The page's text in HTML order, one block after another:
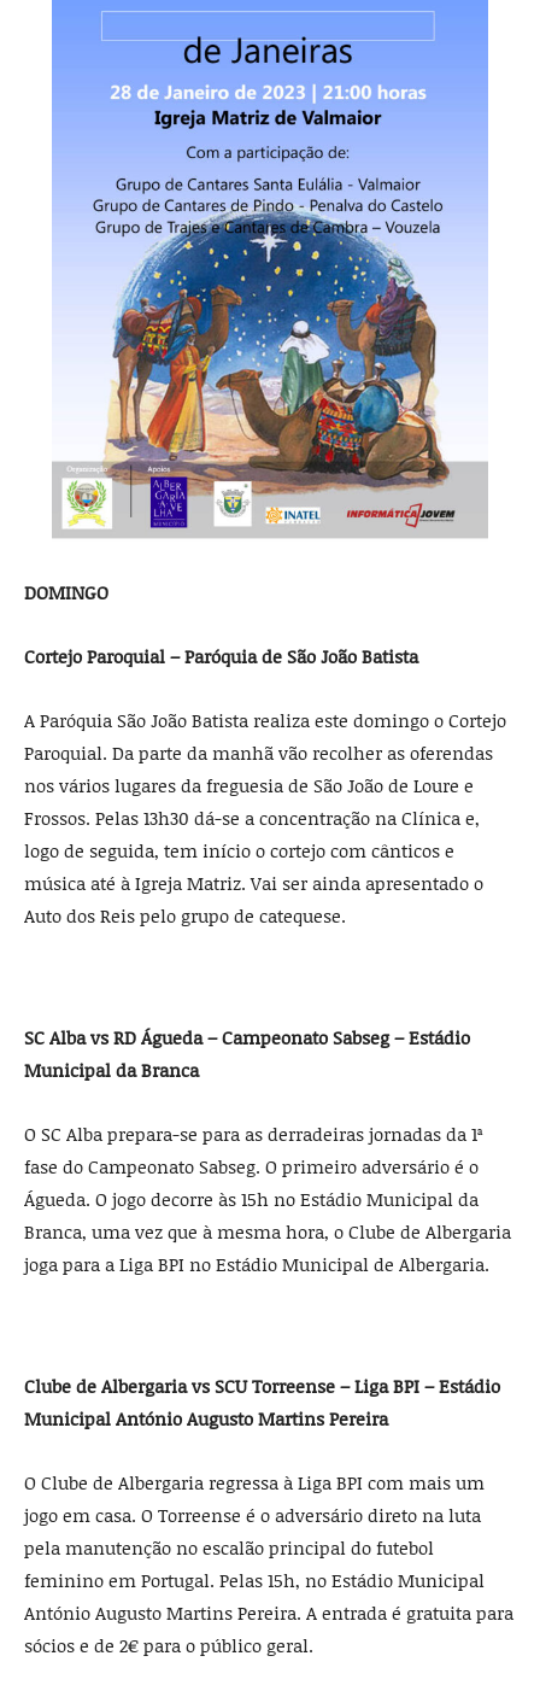
DOMINGO
Cortejo Paroquial – Paróquia de São João Batista
A Paróquia São João Batista realiza este domingo o Cortejo
Paroquial. Da parte da manhã vão recolher as oferendas
nos vários lugares da freguesia de São João de Loure e
Frossos. Pelas 13h30 dá-se a concentração na Clínica e,
logo de seguida, tem início o cortejo com cânticos e
música até à Igreja Matriz. Vai ser ainda apresentado o
Auto dos Reis pelo grupo de catequese.
SC Alba vs RD Águeda – Campeonato Sabseg – Estádio
Municipal da Branca
O SC Alba prepara-se para as derradeiras jornadas da 1ª
fase do Campeonato Sabseg. O primeiro adversário é o
Águeda. O jogo decorre às 15h no Estádio Municipal da
Branca, uma vez que à mesma hora, o Clube de Albergaria
joga para a Liga BPI no Estádio Municipal de Albergaria.
Clube de Albergaria vs SCU Torreense – Liga BPI – Estádio
Municipal António Augusto Martins Pereira
O Clube de Albergaria regressa à Liga BPI com mais um
jogo em casa. O Torreense é o adversário direto na luta
pela manutenção no escalão principal do futebol
feminino em Portugal. Pelas 15h, no Estádio Municipal
António Augusto Martins Pereira. A entrada é gratuita para
sócios e de 2€ para o público geral.